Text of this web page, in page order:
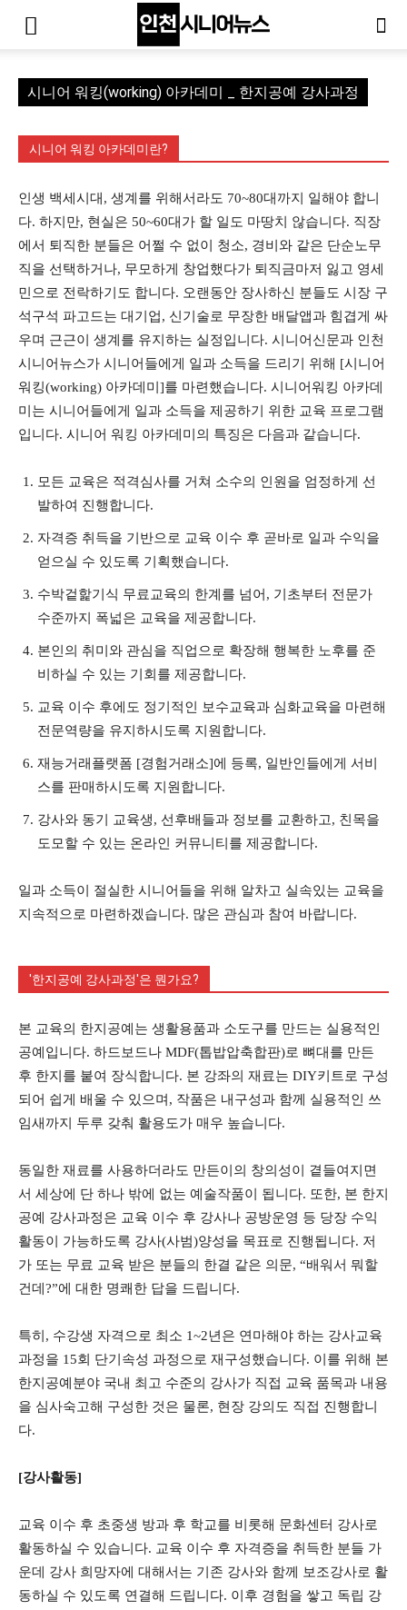
시니어 워킹(working) 아카데미 _ 한지공예 강사과정
시니어 워킹 아카데미란?
인생 백세시대, 생계를 위해서라도 70~80대까지 일해야 합니
다. 하지만, 현실은 50~60대가 할 일도 마땅치 않습니다. 직장
에서 퇴직한 분들은 어쩔 수 없이 청소, 경비와 같은 단순노무
직을 선택하거나, 무모하게 창업했다가 퇴직금마저 잃고 영세
민으로 전락하기도 합니다. 오랜동안 장사하신 분들도 시장 구
석구석 파고드는 대기업, 신기술로 무장한 배달앱과 힘겹게 싸
우며 근근이 생계를 유지하는 실정입니다. 시니어신문과 인천
시니어뉴스가 시니어들에게 일과 소득을 드리기 위해 [시니어
워킹(working) 아카데미]를 마련했습니다. 시니어워킹 아카데
미는 시니어들에게 일과 소득을 제공하기 위한 교육 프로그램
입니다. 시니어 워킹 아카데미의 특징은 다음과 같습니다.
모든 교육은 적격심사를 거쳐 소수의 인원을 엄정하게 선
발하여 진행합니다.
자격증 취득을 기반으로 교육 이수 후 곧바로 일과 수익을
얻으실 수 있도록 기획했습니다.
수박겉핥기식 무료교육의 한계를 넘어, 기초부터 전문가
수준까지 폭넓은 교육을 제공합니다.
본인의 취미와 관심을 직업으로 확장해 행복한 노후를 준
비하실 수 있는 기회를 제공합니다.
교육 이수 후에도 정기적인 보수교육과 심화교육을 마련해
전문역량을 유지하시도록 지원합니다.
재능거래플랫폼 [경험거래소]에 등록, 일반인들에게 서비
스를 판매하시도록 지원합니다.
강사와 동기 교육생, 선후배들과 정보를 교환하고, 친목을
도모할 수 있는 온라인 커뮤니티를 제공합니다.
일과 소득이 절실한 시니어들을 위해 알차고 실속있는 교육을
지속적으로 마련하겠습니다. 많은 관심과 참여 바랍니다.
'한지공예 강사과정'은 뭔가요?
본 교육의 한지공예는 생활용품과 소도구를 만드는 실용적인
공예입니다. 하드보드나 MDF(톱밥압축합판)로 뼈대를 만든
후 한지를 붙여 장식합니다. 본 강좌의 재료는 DIY키트로 구성
되어 쉽게 배울 수 있으며, 작품은 내구성과 함께 실용적인 쓰
임새까지 두루 갖춰 활용도가 매우 높습니다.
동일한 재료를 사용하더라도 만든이의 창의성이 곁들여지면
서 세상에 단 하나 밖에 없는 예술작품이 됩니다. 또한, 본 한지
공예 강사과정은 교육 이수 후 강사나 공방운영 등 당장 수익
활동이 가능하도록 강사(사범)양성을 목표로 진행됩니다. 저
가 또는 무료 교육 받은 분들의 한결 같은 의문, “배워서 뭐할
건데?”에 대한 명쾌한 답을 드립니다.
특히, 수강생 자격으로 최소 1~2년은 연마해야 하는 강사교육
과정을 15회 단기속성 과정으로 재구성했습니다. 이를 위해 본
한지공예분야 국내 최고 수준의 강사가 직접 교육 품목과 내용
을 심사숙고해 구성한 것은 물론, 현장 강의도 직접 진행합니
다.
[강사활동]
교육 이수 후 초중생 방과 후 학교를 비롯해 문화센터 강사로
활동하실 수 있습니다. 교육 이수 후 자격증을 취득한 분들 가
운데 강사 희망자에 대해서는 기존 강사와 함께 보조강사로 활
동하실 수 있도록 연결해 드립니다. 이후 경험을 쌓고 독립 강